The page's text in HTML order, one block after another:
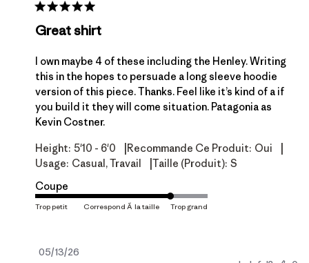
Great shirt
I own maybe 4 of these including the Henley. Writing
this in the hopes to persuade a long sleeve hoodie
version of this piece. Thanks. Feel like it’s kind of a if
you build it they will come situation. Patagonia as
Kevin Costner.
Height: 5'10 - 6'0 Recommande Ce Produit: Oui
Usage: Casual, Travail Taille (produit): S
Coupe
Date
05/13/26